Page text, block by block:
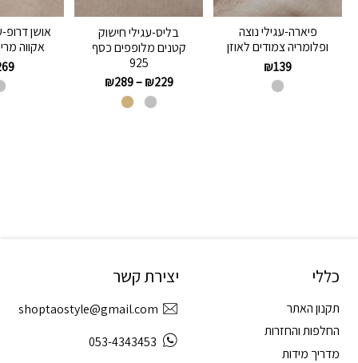
פיארה-עגילי נוצה
ופלומריה צמודים לאוזן
₪139
בליס-עגילי חישוק
קטנים מלופפים כסף
925
₪229
–
₪289
אושן
אקווה מרין
כללי
תקנון האתר
החלפות והחזרות
מדריך מידות
יצירת קשר
shoptaostyle@gmail.com
053-4343453